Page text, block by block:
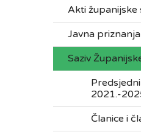
Akti županijske
Javna priznanja
Saziv
2021.-
Članice i